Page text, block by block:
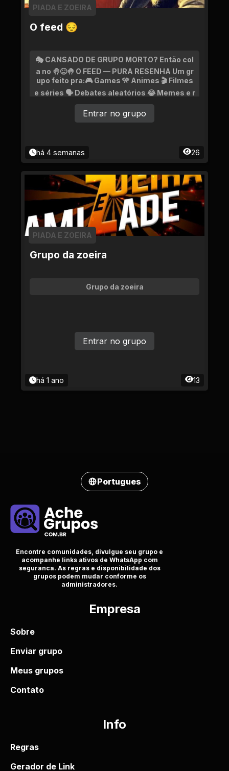
O feed 😔
PIADA E ZOEIRA
🎭 CANSADO DE GRUPO MORTO? Então col
a no 🤚😖🤚 O FEED — PURA RESENHA Um gr
upo feito pra:🎮 Games 🎌 Animes 🎬 Filmes
e séries 🗣️ Debates aleatórios 😂 Memes e r
esenha 👥 Fazer amizade sem aquele clima
estranho Aqui a ideia é simples: Resenha s
audável, humor, papo nerd e gente ativa. 🚫
8 📩 Safadeza? Só na DM KKK Se você gosta
de zoeira, cultura pop e conversar sem pare
cer um cemitério de mensagens... Tu já tem
lugar garantido 😎🔥
há 4 semanas 26
Entrar no grupo
Grupo da zoeira
PIADA E ZOEIRA
Grupo da zoeira
há 1 ano 13
Entrar no grupo
Portugues
Encontre comunidades, divulgue seu grupo e
acompanhe links ativos de WhatsApp com
seguranca. As regras e disponibilidade dos
grupos podem mudar conforme os
administradores.
Empresa
Sobre
Enviar grupo
Meus grupos
Contato
Info
Regras
Gerador de Link